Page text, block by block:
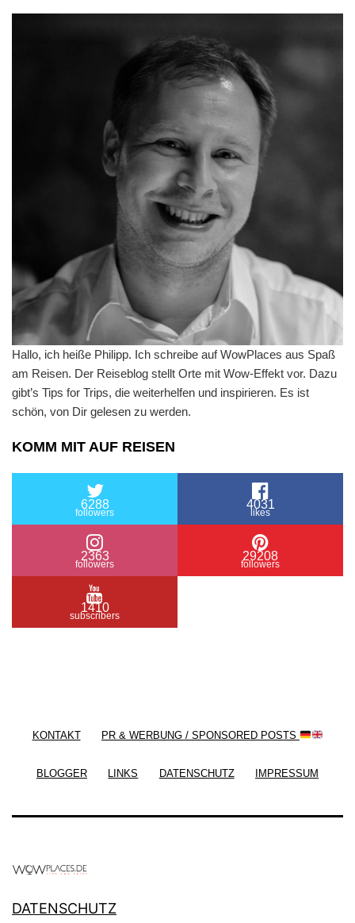
Hallo, ich heiße Philipp. Ich schreibe auf WowPlaces aus Spaß
am Reisen. Der Reiseblog stellt Orte mit Wow-Effekt vor. Dazu
gibt’s Tips for Trips, die weiterhelfen und inspirieren. Es ist
schön, von Dir gelesen zu werden.
KOMM MIT AUF REISEN
6288
followers
4031
likes
2363
followers
29208
followers
1410
subscribers
KONTAKT PR & WERBUNG / SPONSORED POSTS
BLOGGER LINKS DATENSCHUTZ IMPRESSUM
DATENSCHUTZ